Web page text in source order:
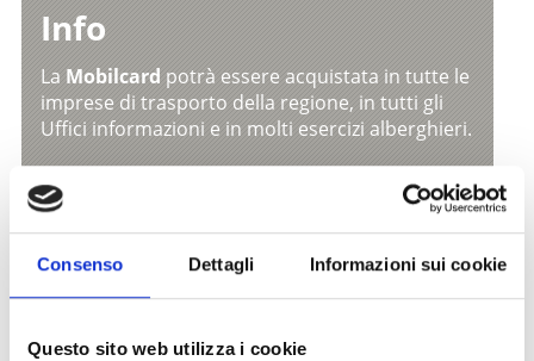
Consenso Dettagli Informazioni sui cookie
Questo sito web utilizza i cookie
Info
La Mobilcard potrà essere acquistata in tutte le
imprese di trasporto della regione, in tutti gli
Uffici informazioni e in molti esercizi alberghieri.
La tessera dovrà
su tutti i
mezzi pubblici durante
destinazione non deve essere indicata.
Altri link interessanti